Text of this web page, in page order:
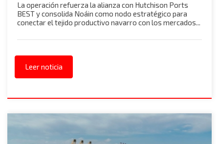
La operación refuerza la alianza con Hutchison Ports
BEST y consolida Noáin como nodo estratégico para
conectar el tejido productivo navarro con los mercados...
Leer noticia